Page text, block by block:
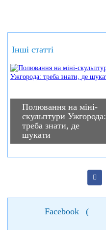
Інші статті
Полювання на міні-
скульптури Ужгорода:
треба знати, де
шукати
Facebook (